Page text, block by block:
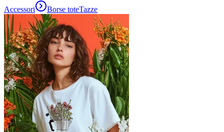
Accessori Borse toteTazze